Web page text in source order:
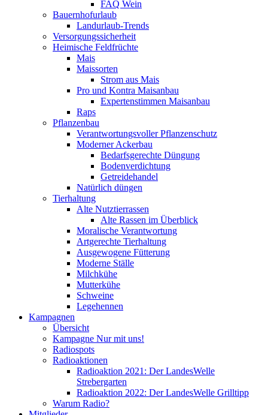
FAQ Wein
Bauernhofurlaub
Landurlaub-Trends
Versorgungssicherheit
Heimische Feldfrüchte
Mais
Maissorten
Strom aus Mais
Pro und Kontra Maisanbau
Expertenstimmen Maisanbau
Raps
Pflanzenbau
Verantwortungsvoller Pflanzenschutz
Moderner Ackerbau
Bedarfsgerechte Düngung
Bodenverdichtung
Getreidehandel
Natürlich düngen
Tierhaltung
Alte Nutztierrassen
Alte Rassen im Überblick
Moralische Verantwortung
Artgerechte Tierhaltung
Ausgewogene Fütterung
Moderne Ställe
Milchkühe
Mutterkühe
Schweine
Legehennen
Kampagnen
Übersicht
Kampagne Nur mit uns!
Radiospots
Radioaktionen
Radioaktion 2021: Der LandesWelle
Strebergarten
Radioaktion 2022: Der LandesWelle Grilltipp
Warum Radio?